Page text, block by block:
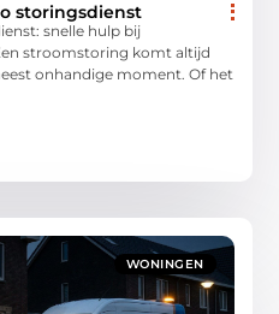
storingsdienst
snelle hulp bij
stroomstoring komt altijd
onhandige moment. Of het
WONINGEN